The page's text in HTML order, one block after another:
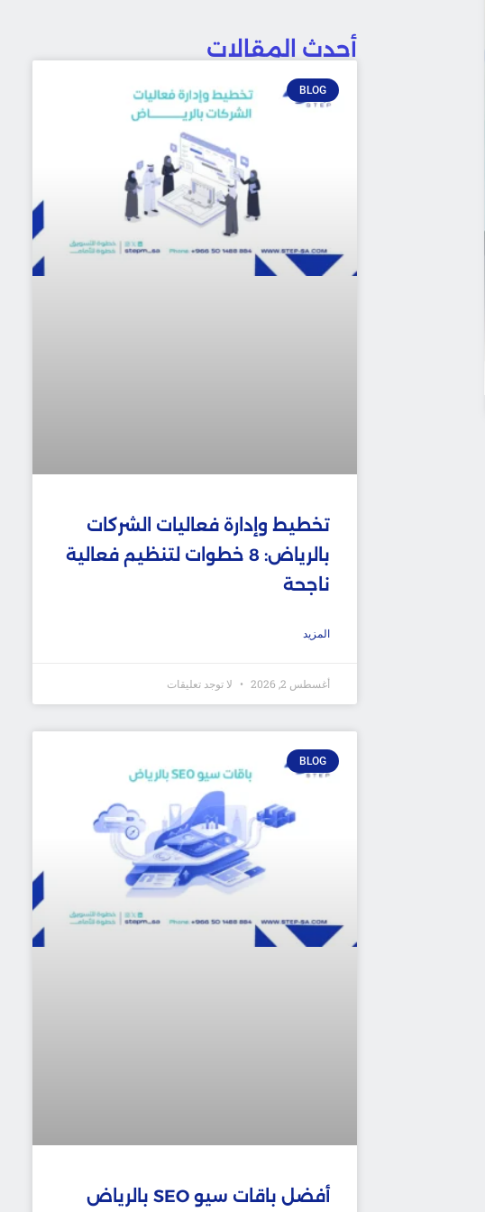
أحدث المقالات
BLOG
تخطيط وإدارة فعاليات الشركات
بالرياض: 8 خطوات لتنظيم فعالية
ناجحة
المزيد
أغسطس 2, 2026 لا توجد تعليقات
BLOG
أفضل باقات سيو SEO بالرياض